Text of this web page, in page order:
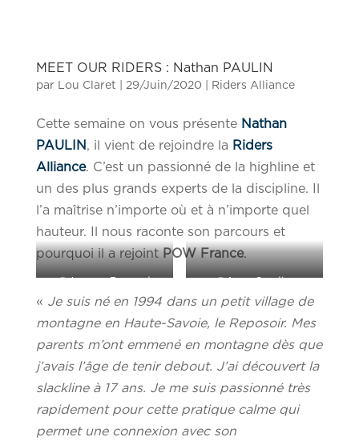
MEET OUR RIDERS : Nathan PAULIN
par Lou Claret 29/Juin/2020 Riders Alliance
Cette semaine on vous présente Nathan
PAULIN, il vient de rejoindre la Riders
Alliance. C’est un passionné de la highline et
un des plus grands experts de la discipline. Il
l’a maîtrise n’importe où et à n’importe quel
hauteur. Il nous raconte son parcours et
pourquoi il a rejointPOW France.
@Jeremy Bernard @Anya Sandler
« Je suis né en 1994 dans un petit village de
montagne en Haute-Savoie, le Reposoir. Mes
parents m’ont emmené en montagne dès que
j’avais l’âge de tenir debout. J’ai découvert la
slackline à 17 ans. Je me suis passionné très
rapidement pour cette pratique calme qui
permet une connexion avec son